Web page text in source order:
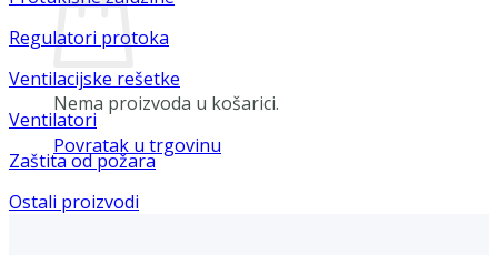
Nema proizvoda u košarici.
Povratak u trgovinu
Regulatori protoka
Ventilacijske rešetke
Ventilatori
Zaštita od požara
Ostali proizvodi